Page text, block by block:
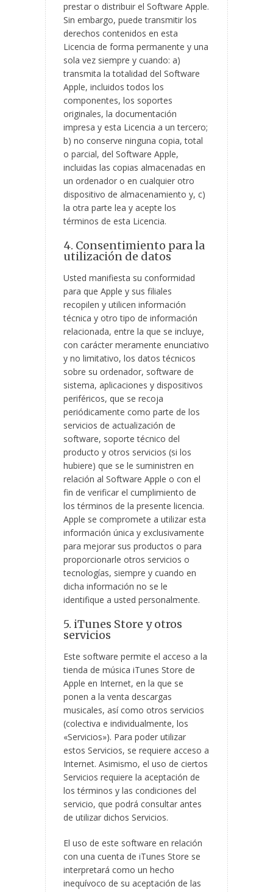
prestar o distribuir el Software Apple.
Sin embargo, puede transmitir los
derechos contenidos en esta
Licencia de forma permanente y una
sola vez siempre y cuando: a)
transmita la totalidad del Software
Apple, incluidos todos los
componentes, los soportes
originales, la documentación
impresa y esta Licencia a un tercero;
b) no conserve ninguna copia, total
o parcial, del Software Apple,
incluidas las copias almacenadas en
un ordenador o en cualquier otro
dispositivo de almacenamiento y, c)
la otra parte lea y acepte los
términos de esta Licencia.
4. Consentimiento para la
utilización de datos
Usted manifiesta su conformidad
para que Apple y sus filiales
recopilen y utilicen información
técnica y otro tipo de información
relacionada, entre la que se incluye,
con carácter meramente enunciativo
y no limitativo, los datos técnicos
sobre su ordenador, software de
sistema, aplicaciones y dispositivos
periféricos, que se recoja
periódicamente como parte de los
servicios de actualización de
software, soporte técnico del
producto y otros servicios (si los
hubiere) que se le suministren en
relación al Software Apple o con el
fin de verificar el cumplimiento de
los términos de la presente licencia.
Apple se compromete a utilizar esta
información única y exclusivamente
para mejorar sus productos o para
proporcionarle otros servicios o
tecnologías, siempre y cuando en
dicha información no se le
identifique a usted personalmente.
5. iTunes Store y otros
servicios
Este software permite el acceso a la
tienda de música iTunes Store de
Apple en Internet, en la que se
ponen a la venta descargas
musicales, así como otros servicios
(colectiva e individualmente, los
«Servicios»). Para poder utilizar
estos Servicios, se requiere acceso a
Internet. Asimismo, el uso de ciertos
Servicios requiere la aceptación de
los términos y las condiciones del
servicio, que podrá consultar antes
de utilizar dichos Servicios.
El uso de este software en relación
con una cuenta de iTunes Store se
interpretará como un hecho
inequívoco de su aceptación de las